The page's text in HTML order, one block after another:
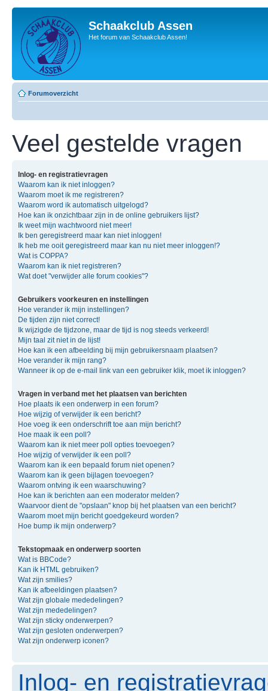
Schaakclub Assen
Het forum van Schaakclub Assen!
Forumoverzicht
Veel gestelde vragen
Inlog- en registratievragen
Waarom kan ik niet inloggen?
Waarom moet ik me registreren?
Waarom word ik automatisch uitgelogd?
Hoe kan ik onzichtbaar zijn in de online gebruikers lijst?
Ik weet mijn wachtwoord niet meer!
Ik ben geregistreerd maar kan niet inloggen!
Ik heb me ooit geregistreerd maar kan nu niet meer inloggen!?
Wat is COPPA?
Waarom kan ik niet registreren?
Wat doet "verwijder alle forum cookies"?
Gebruikers voorkeuren en instellingen
Hoe verander ik mijn instellingen?
De tijden zijn niet correct!
Ik wijzigde de tijdzone, maar de tijd is nog steeds verkeerd!
Mijn taal zit niet in de lijst!
Hoe kan ik een afbeelding bij mijn gebruikersnaam plaatsen?
Hoe verander ik mijn rang?
Wanneer ik op de e-mail link van een gebruiker klik, moet ik inloggen?
Vragen in verband met het plaatsen van berichten
Hoe plaats ik een onderwerp in een forum?
Hoe wijzig of verwijder ik een bericht?
Hoe voeg ik een onderschrift toe aan mijn bericht?
Hoe maak ik een poll?
Waarom kan ik niet meer poll opties toevoegen?
Hoe wijzig of verwijder ik een poll?
Waarom kan ik een bepaald forum niet openen?
Waarom kan ik geen bijlagen toevoegen?
Waarom ontving ik een waarschuwing?
Hoe kan ik berichten aan een moderator melden?
Waarvoor dient de "opslaan" knop bij het plaatsen van een bericht?
Waarom moet mijn bericht goedgekeurd worden?
Hoe bump ik mijn onderwerp?
Tekstopmaak en onderwerp soorten
Wat is BBCode?
Kan ik HTML gebruiken?
Wat zijn smilies?
Kan ik afbeeldingen plaatsen?
Wat zijn globale mededelingen?
Wat zijn mededelingen?
Wat zijn sticky onderwerpen?
Wat zijn gesloten onderwerpen?
Wat zijn onderwerp iconen?
Inlog- en